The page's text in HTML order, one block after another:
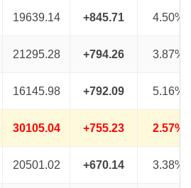
19639.14 +845.71 4.50%
21295.28 +794.26 3.87%
16145.98 +792.09 5.16%
30105.04 +755.23 2.57%
20501.02 +670.14 3.38%